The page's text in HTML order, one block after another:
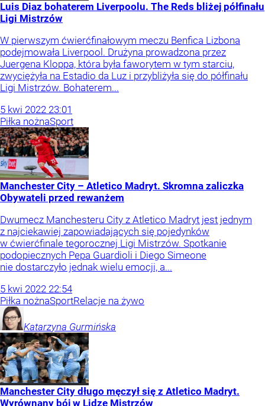
Luis Diaz bohaterem Liverpoolu. The Reds bliżej półfinału
Ligi Mistrzów
W pierwszym ćwierćfinałowym meczu Benfica Lizbona
podejmowała Liverpool. Drużyna prowadzona przez
Juergena Kloppa, która była faworytem w tym starciu,
zwyciężyła na Estadio da Luz i przybliżyła się do półfinału
Ligi Mistrzów. Bohaterem...
5 kwi 2022 23:01
Piłka nożnaSport
Manchester City – Atletico Madryt. Skromna zaliczka
Obywateli przed rewanżem
Dwumecz Manchesteru City z Atletico Madryt jest jednym
z najciekawiej zapowiadających się pojedynków
w ćwierćfinale tegorocznej Ligi Mistrzów. Spotkanie
podopiecznych Pepa Guardioli i Diego Simeone
nie dostarczyło jednak wielu emocji, a...
5 kwi 2022 22:54
Piłka nożnaSportRelacje na żywo
Katarzyna Gurmińska
Manchester City długo męczył się z Atletico Madryt.
Wyrównany bój w Lidze Mistrzów